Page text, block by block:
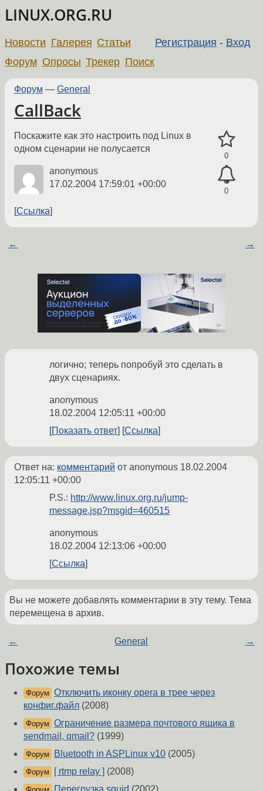
LINUX.ORG.RU
Регистрация - Вход
Новости Галерея Статьи
Форум Опросы Трекер Поиск
Форум — General
CallBack
0
0
Поскажите как это настроить под Linux в
одном сценарии не полусается
anonymous
17.02.2004 17:59:01 +00:00
Ссылка
← →
логично; теперь попробуй это сделать в
двух сценариях.
anonymous
18.02.2004 12:05:11 +00:00
Показать ответ
Ссылка
Ответ на: комментарий от anonymous 18.02.2004
12:05:11 +00:00
P.S.: http://www.linux.org.ru/jump-
message.jsp?msgid=460515
anonymous
18.02.2004 12:13:06 +00:00
Ссылка
Вы не можете добавлять комментарии в эту тему. Тема
перемещена в архив.
← General →
Похожие темы
Форум Отключить иконку opera в трее через
конфиг.файл (2008)
Форум Ограничение размера почтового ящика в
sendmail, qmail? (1999)
Форум Bluetooth in ASPLinux v10 (2005)
Форум [ rtmp relay ] (2008)
Перегрузка squid (2002)